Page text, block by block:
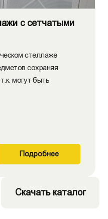
с сетчатыми
стеллаже
сохраняя
могут быть
Подробнее
Скачать каталог